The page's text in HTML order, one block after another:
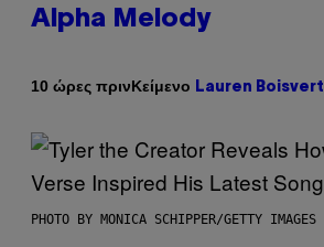
Alpha Melody
10 ώρες πρινΚείμενο Lauren Boisvert
PHOTO BY MONICA SCHIPPER/GETTY IMAGES